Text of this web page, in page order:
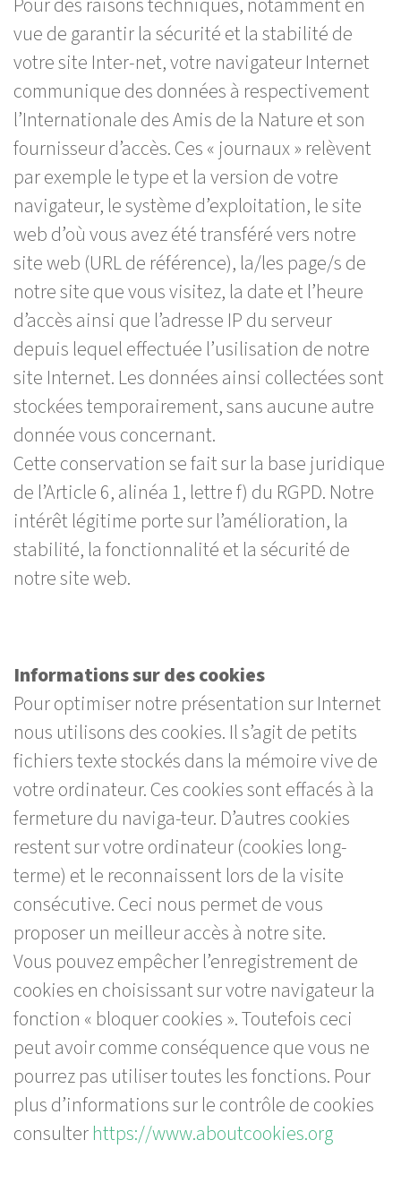
vue de garantir la sécurité et la stabilité de
votre site Inter-net, votre navigateur Internet
communique des données à respectivement
l’Internationale des Amis de la Nature et son
fournisseur d’accès. Ces « journaux » relèvent
par exemple le type et la version de votre
navigateur, le système d’exploitation, le site
web d’où vous avez été transféré vers notre
site web (URL de référence), la/les page/s de
notre site que vous visitez, la date et l’heure
d’accès ainsi que l’adresse IP du serveur
depuis lequel effectuée l’usilisation de notre
site Internet. Les données ainsi collectées sont
stockées temporairement, sans aucune autre
donnée vous concernant.
Cette conservation se fait sur la base juridique
de l’Article 6, alinéa 1, lettre f) du RGPD. Notre
intérêt légitime porte sur l’amélioration, la
stabilité, la fonctionnalité et la sécurité de
notre site web.
Informations sur des cookies
Pour optimiser notre présentation sur Internet
nous utilisons des cookies. Il s’agit de petits
fichiers texte stockés dans la mémoire vive de
votre ordinateur. Ces cookies sont effacés à la
fermeture du naviga-teur. D’autres cookies
restent sur votre ordinateur (cookies long-
terme) et le reconnaissent lors de la visite
consécutive. Ceci nous permet de vous
proposer un meilleur accès à notre site.
Vous pouvez empêcher l’enregistrement de
cookies en choisissant sur votre navigateur la
fonction « bloquer cookies ». Toutefois ceci
peut avoir comme conséquence que vous ne
pourrez pas utiliser toutes les fonctions. Pour
plus d’informations sur le contrôle de cookies
consulterhttps://www.aboutcookies.org